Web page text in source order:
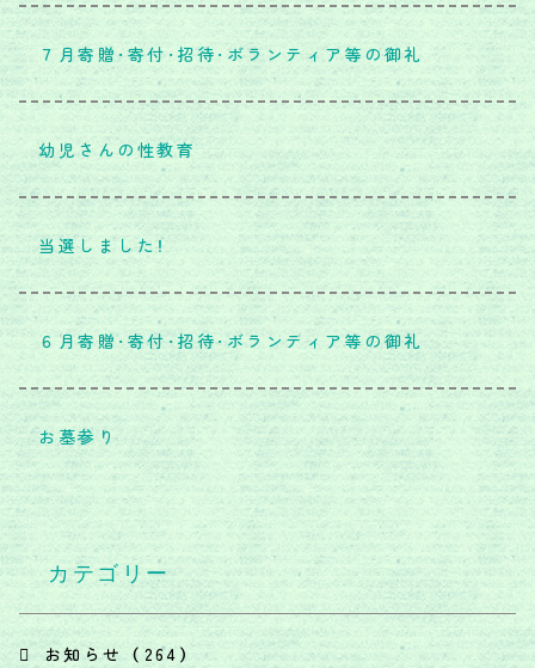
７月寄贈・寄付・招待・ボランティア等の御礼
幼児さんの性教育
当選しました！
６月寄贈・寄付・招待・ボランティア等の御礼
お墓参り
カテゴリー
お知らせ （264）